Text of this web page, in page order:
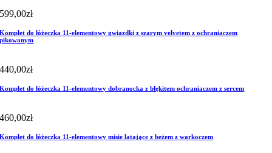
599,00zł
Komplet do łóżeczka 11-elementowy gwiazdki z szarym velvetem z ochraniaczem
pikowanym
440,00zł
Komplet do łóżeczka 11-elementowy dobranocka z błękitem ochraniaczem z sercem
460,00zł
Komplet do łóżeczka 11-elementowy misie latające z beżem z warkoczem